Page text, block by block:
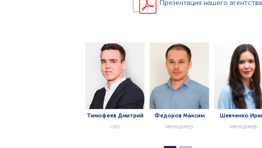
Презентация нашего агентства
Тимофеев Дмитрий Федоров Максим
менеджер
Шевченко Ирина
менеджер